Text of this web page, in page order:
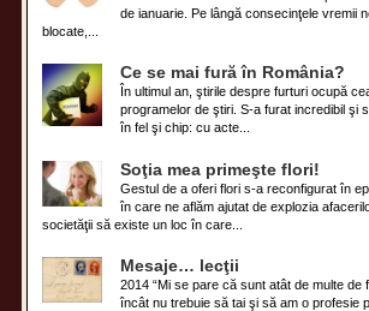
de ianuarie. Pe lângă consecinţele vremii
blocate,...
Ce se mai fură în România?
În ultimul an, ştirile despre furturi ocupă
programelor de ştiri. S-a furat incredibil şi
în fel şi chip: cu acte...
Soţia mea primeşte flori!
Gestul de a oferi flori s-a reconfigurat în
în care ne aflăm ajutat de explozia
societăţii să existe un loc în care...
Mesaje… lecţii
2014 “Mi se pare că sunt atât de multe de
încât nu trebuie să tai şi să am o profesie